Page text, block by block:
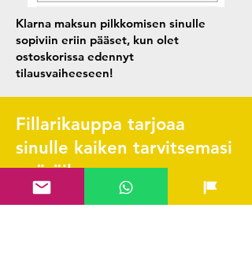
Klarna maksun pilkkomisen sinulle
sopiviin eriin pääset, kun olet
ostoskorissa edennyt
tilausvaiheeseen!
Fillarikauppa tarjoaa
sinulle kaiken tarvitsemasi
pyöräilyyn.
Pikalinkit